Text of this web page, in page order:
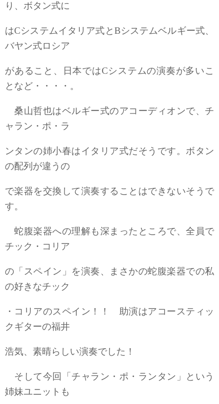
り、ボタン式に
はCシステムイタリア式とBシステムベルギー式、
バヤン式ロシア
があること、日本ではCシステムの演奏が多いこ
となど・・・・。
桑山哲也はベルギー式のアコーディオンで、チ
ャラン・ポ・ラ
ンタンの姉小春はイタリア式だそうです。ボタン
の配列が違うの
で楽器を交換して演奏することはできないそうで
す。
蛇腹楽器への理解も深まったところで、全員で
チック・コリア
の「スペイン」を演奏、まさかの蛇腹楽器での私
の好きなチック
・コリアのスペイン！！ 助演はアコースティッ
クギターの福井
浩気、素晴らしい演奏でした！
そして今回「チャラン・ポ・ランタン」という
姉妹ユニットも